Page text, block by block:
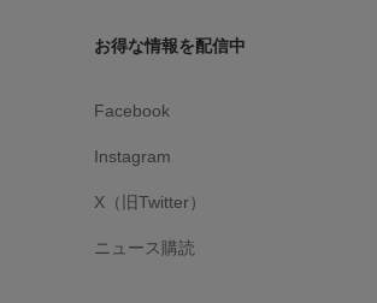
お得な情報を配信中
Facebook
Instagram
X（旧Twitter）
ニュース購読